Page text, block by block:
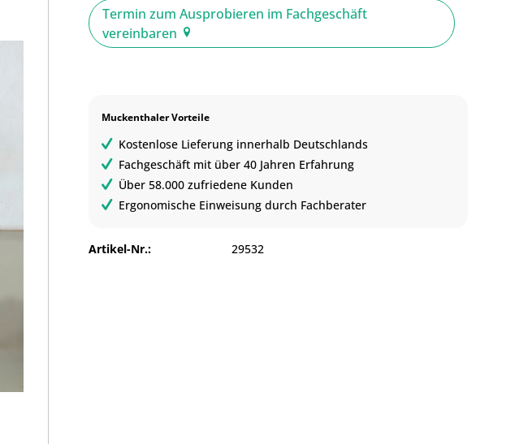
Termin zum Ausprobieren im Fachgeschäft
vereinbaren
Muckenthaler Vorteile
Kostenlose Lieferung innerhalb Deutschlands
Fachgeschäft mit über 40 Jahren Erfahrung
Über 58.000 zufriedene Kunden
Ergonomische Einweisung durch Fachberater
Artikel-Nr.: 29532